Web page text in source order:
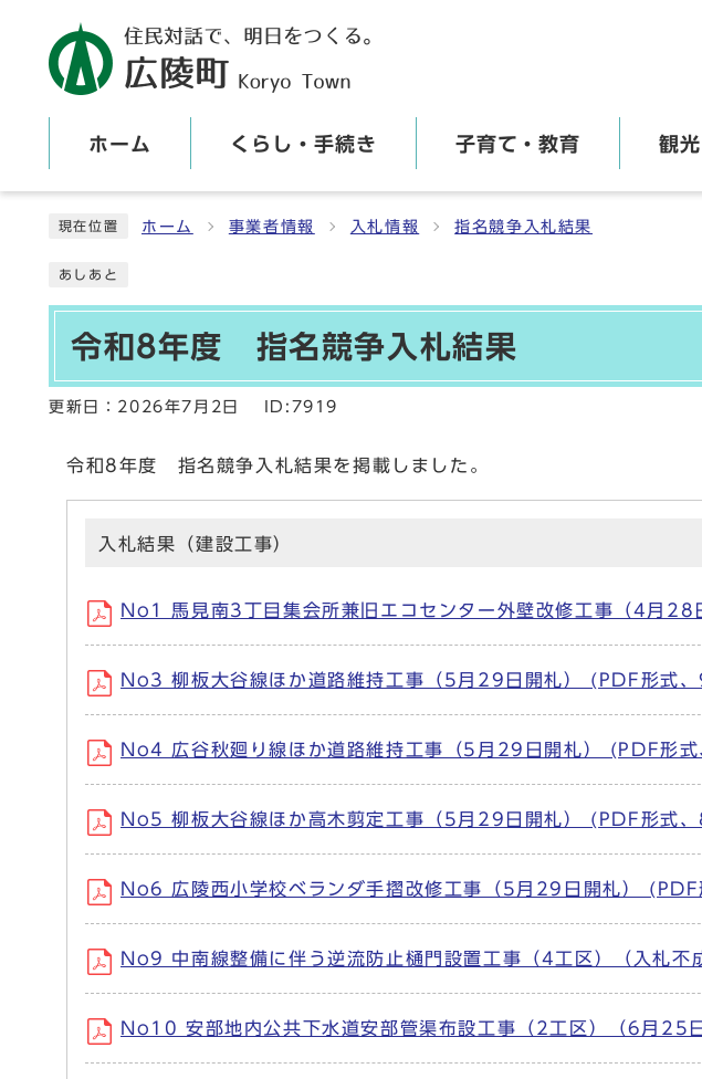
ホーム くらし・手続き 子育て・教育 観
現在位置 ホーム 事業者情報 入札情報 指名競争入札結果
あしあと
令和8年度 指名競争入札結果
更新日： 2026年7月2日 ID:7919
令和8年度 指名競争入札結果を掲載しました。
入札結果（建設工事）
No1 馬見南3丁目集会所兼旧エコセンター外壁改修工事（4月
No3 柳板大谷線ほか道路維持工事（5月29日開札） (PDF形式
No4 広谷秋廻り線ほか道路維持工事（5月29日開札） (PDF形
No5 柳板大谷線ほか高木剪定工事（5月29日開札） (PDF形式
No6 広陵西小学校ベランダ手摺改修工事（5月29日開札）
No9 中南線整備に伴う逆流防止樋門設置工事（4工区）（入札
No10 安部地内公共下水道安部管渠布設工事（2工区）（6月